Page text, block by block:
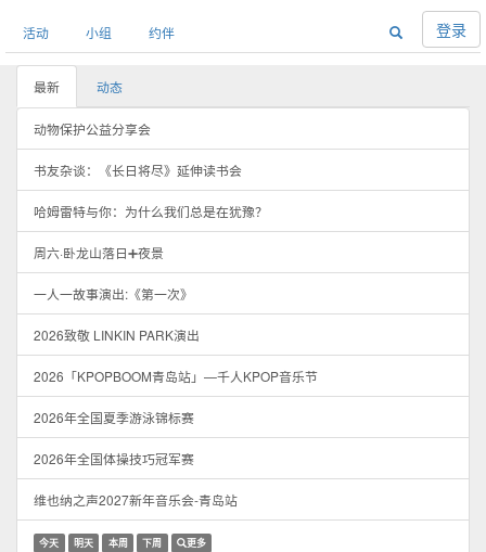
活动 小组 约伴 登录
最新 动态
动物保护公益分享会
书友杂谈：《长日将尽》延伸读书会
哈姆雷特与你：为什么我们总是在犹豫？
周六·卧龙山落日➕夜景
一人一故事演出:《第一次》
2026致敬 LINKIN PARK演出
2026「KPOPBOOM青岛站」—千人KPOP音乐节
2026年全国夏季游泳锦标赛
2026年全国体操技巧冠军赛
维也纳之声2027新年音乐会-青岛站
今天 明天 本周 下周 更多